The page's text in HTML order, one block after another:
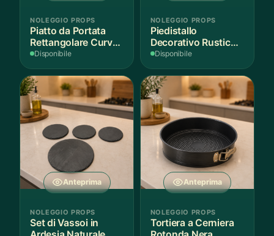
NOLEGGIO PROPS
Piatto da Portata
Rettangolare Curvo
Bianco
Disponibile
NOLEGGIO PROPS
Piedistallo
Decorativo Rustico
in Legno
Disponibile
Anteprima
NOLEGGIO PROPS
Set di Vassoi in
Anteprima
NOLEGGIO PROPS
Tortiera a Cerniera